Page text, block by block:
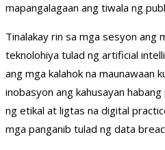
mapangalagaan ang tiwala ng
Tinalakay rin sa mga sesyon ang
teknolohiya tulad ng artificial
ang mga kalahok na maunawaan
inobasyon ang kahusayan
ng etikal at ligtas na digital
mga panganib tulad ng data